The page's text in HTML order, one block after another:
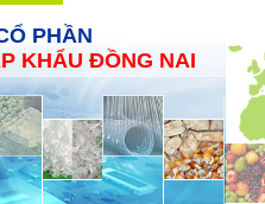
PHẦN
KHẨU ĐỒNG NAI